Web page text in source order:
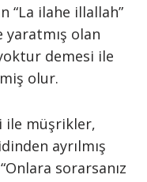
“La ilahe illallah”
olan
demesi ile
olur.
ile müşrikler,
ayrılmış
sorarsanız